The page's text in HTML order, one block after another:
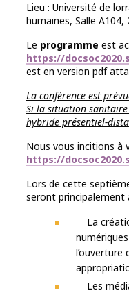
Lieu : Université de
humaines, Salle
Le programme est
https://
est en version pdf
La conférence est
Si la situation
hybride présentiel-
Nous vous incitions à
https://
Lors de cette
seront principalement
La
l’ouverture
Les